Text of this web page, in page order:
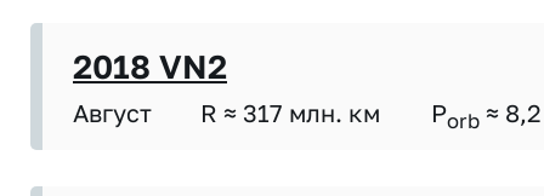
2018 VN2
Август R ≈ 317 млн. км Porb ≈ 8,2